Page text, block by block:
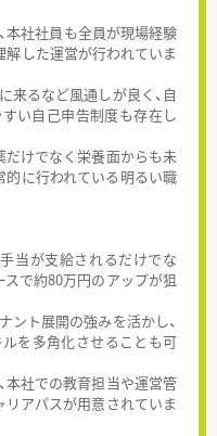
本社社員も全員が現場経験
解した運営が行われていま
るなど風通しが良く、自
い自己申告制度も存在し
けでなく栄養面からも未
的に行われている明るい職
当が支給されるだけでな
スで約80万円のアップが狙
ト展開の強みを活かし、
を多角化させることも可
社での教育担当や運営管
リアパスが用意されていま